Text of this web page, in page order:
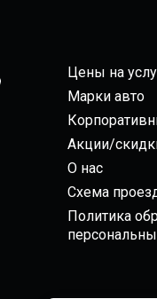
Цены на
Марки авто
Акции/
О нас
Схема
Политика